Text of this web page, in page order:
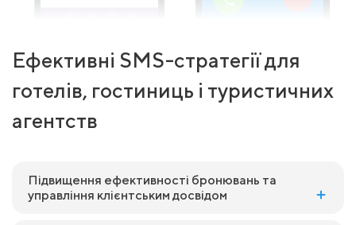
Ефективні SMS-стратегії для
готелів, гостиниць і туристичних
агентств
Підвищення ефективності бронювань та
управління клієнтським досвідом